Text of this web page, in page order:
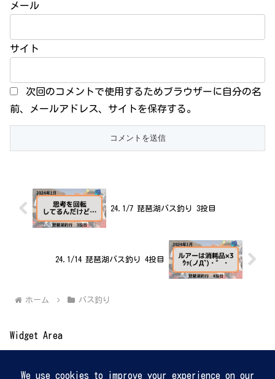
メール
サイト
次回のコメントで使用するためブラウザーに自分の名
前、メールアドレス、サイトを保存する。
24.1/7 琵琶湖バス釣り 3投目
24.1/14 琵琶湖バス釣り 4投目
ホーム バス釣り
Widget Area